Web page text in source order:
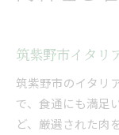
イタリ
筑紫野
時間
イタリ
方
筑紫野市イタリ
筑紫野市のイタリ
で、食通にも満足
ど、厳選された肉